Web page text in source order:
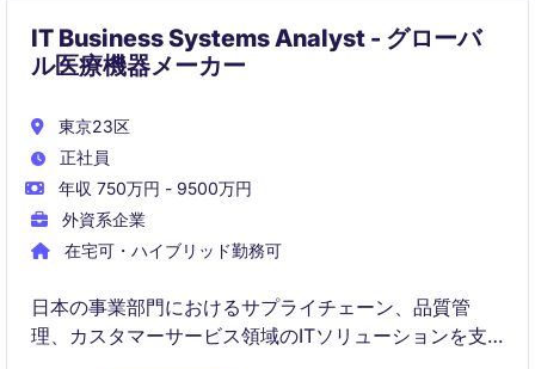
IT Business Systems Analyst - グローバ
ル医療機器メーカー
東京23区
正社員
年収 750万円 - 9500万円
外資系企業
在宅可・ハイブリッド勤務可
日本の事業部門におけるサプライチェーン、品質管
理、カスタマーサービス領域のITソリューションを支